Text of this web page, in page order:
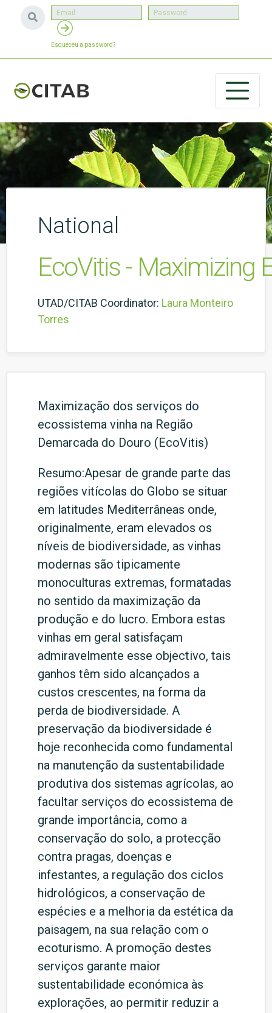
Esqueceu a password?
National
EcoVitis - Maximizing
UTAD/CITAB Coordinator: Laura Monteiro
Torres
Maximização dos serviços do
ecossistema vinha na Região
Demarcada do Douro (EcoVitis)
Resumo:Apesar de grande parte das
regiões vitícolas do Globo se situar
em latitudes Mediterrâneas onde,
originalmente, eram elevados os
níveis de biodiversidade, as vinhas
modernas são tipicamente
monoculturas extremas, formatadas
no sentido da maximização da
produção e do lucro. Embora estas
vinhas em geral satisfaçam
admiravelmente esse objectivo, tais
ganhos têm sido alcançados a
custos crescentes, na forma da
perda de biodiversidade. A
preservação da biodiversidade é
hoje reconhecida como fundamental
na manutenção da sustentabilidade
produtiva dos sistemas agrícolas, ao
facultar serviços do ecossistema de
grande importância, como a
conservação do solo, a protecção
contra pragas, doenças e
infestantes, a regulação dos ciclos
hidrológicos, a conservação de
espécies e a melhoria da estética da
paisagem, na sua relação com o
ecoturismo. A promoção destes
serviços garante maior
sustentabilidade económica às
explorações, ao permitir reduzir a